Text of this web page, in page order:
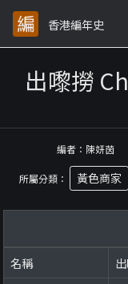
香港編年史
出嚟撈
編者：陳妍茵
所屬分類： 黃色商家
名稱